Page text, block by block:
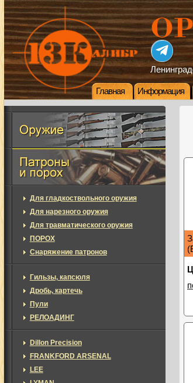
Главная Информация
Для гладкоствольного оружия
Для нарезного оружия
Для травматического оружия
ПОРОХ
Снаряжение патронов
Гильзы, капсюля
Дробь, картечь
Пули
РЕЛОАДИНГ
Dillon Precision
FRANKFORD ARSENAL
LEE